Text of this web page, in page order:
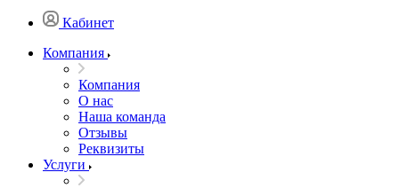
Кабинет
Компания
Компания
О нас
Наша команда
Отзывы
Реквизиты
Услуги